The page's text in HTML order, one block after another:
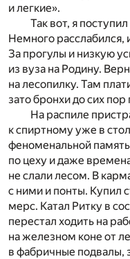
и легкие».
Так вот, я
Немного расслабился,
За прогулы и низкую
из вуза на Родину.
на лесопилку. Там
зато бронхи до сих
На распиле
к спиртному уже в
феноменальной
по цеху и даже
не слали лесом. В
с ними и понты. Купил
мерс. Катал Ритку в
перестал ходить на
на железном коне от
в фабричные подвалы,